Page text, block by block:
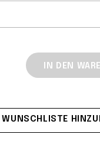
IN DEN
WUNSCHLISTE